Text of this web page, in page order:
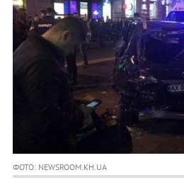
ФОТО: NEWSROOM.KH.UA